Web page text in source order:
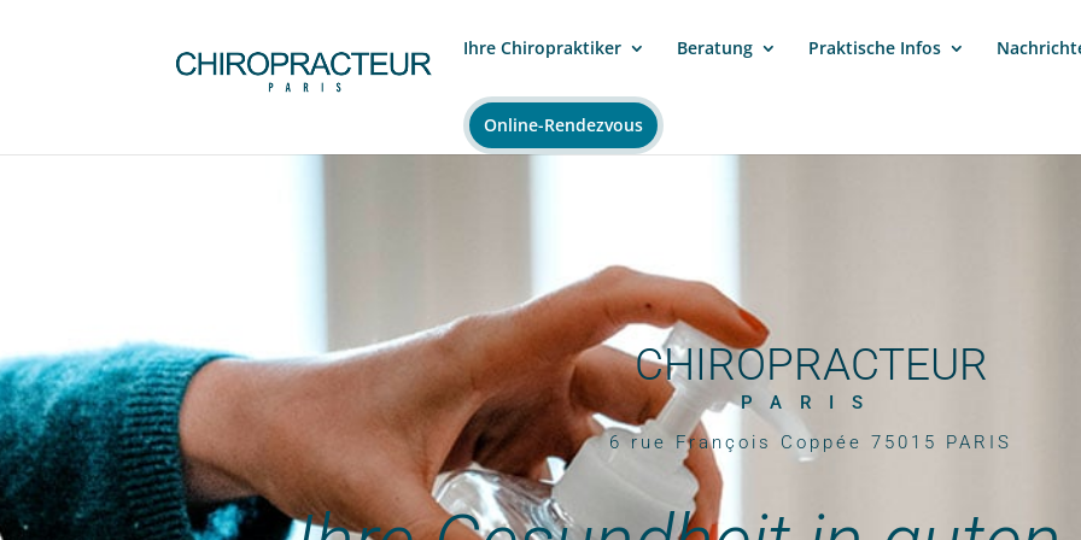
Ihre Chiropraktiker Beratung Praktische Infos
Online-Rendezvous
CHIROPRACTEUR
PARIS
6 rue François Coppée 75015 PARIS